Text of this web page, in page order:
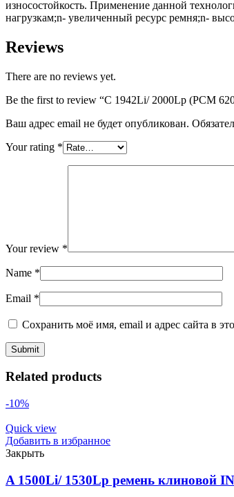
износостойкость. Применение данной
нагрузкам;n- увеличенный ресурс ремня;n-
Reviews
There are no reviews yet.
Be the first to review “C 1942Li/ 2000Lp (РСМ
Ваш адрес email не будет опубликован.
Your rating *
Your review *
Name *
Email *
Сохранить моё имя, email и адрес сайта в
Related products
-10%
Quick view
Добавить в избранное
Закрыть
A 1500Li/ 1530Lp ремень клиновой